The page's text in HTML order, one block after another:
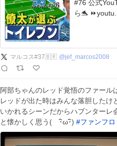
#76 公式
マルコス#37🇧🇷 @jef_marcos2008
阿部ちゃんのレッド覚悟のファー
レッドが出た時はみんな落胆した
いかれるシーンだからハブンターレ
と懐かしく思う( ･ิω･ิ) #ファンフロ